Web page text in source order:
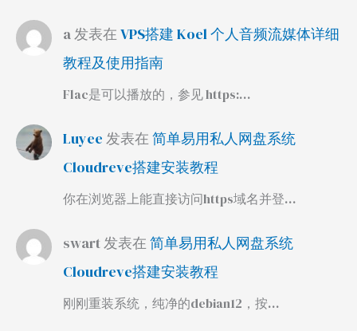
a发表在VPS搭建 Koel 个人音频流媒体详细
教程及使用指南
Flac是可以播放的，参见 https:…
Luyee 发表在简单易用私人网盘系统
Cloudreve搭建安装教程
你在浏览器上能直接访问https域名并登…
swart发表在 简单易用私人网盘系统
Cloudreve搭建安装教程
刚刚重装系统，纯净的debian12，按…